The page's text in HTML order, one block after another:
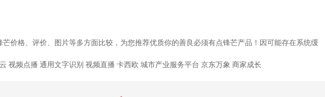
价格、评价、图片等多方面比较，为您推荐优质你的善良必须有点锋芒产品！因可能存在系统缓
视频点播 通用文字识别 视频直播 卡西欧 城市产业服务平台 京东万象 商家成长